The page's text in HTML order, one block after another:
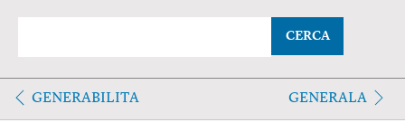
CERCA
GENERABILITA GENERALA